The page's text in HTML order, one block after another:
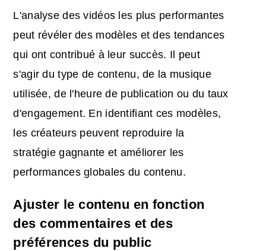
L'analyse des vidéos les plus performantes
peut révéler des modèles et des tendances
qui ont contribué à leur succès. Il peut
s'agir du type de contenu, de la musique
utilisée, de l'heure de publication ou du taux
d'engagement. En identifiant ces modèles,
les créateurs peuvent reproduire la
stratégie gagnante et améliorer les
performances globales du contenu.
Ajuster le contenu en fonction
des commentaires et des
préférences du public